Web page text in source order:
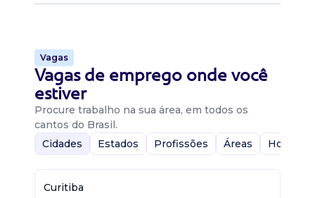
Vagas
Vagas de emprego onde você
estiver
Procure trabalho na sua área, em todos os
cantos do Brasil.
Cidades
Estados Profissões Áreas Home-
Curitiba